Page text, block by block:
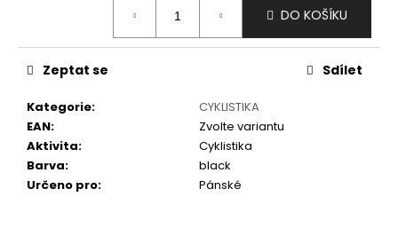
DO KOŠÍKU
Kategorie:
CYKLISTIKA
EAN:
Zvolte variantu
Aktivita:
Cyklistika
Barva:
black
Určeno pro: Pánské
Zeptat se Sdílet
e